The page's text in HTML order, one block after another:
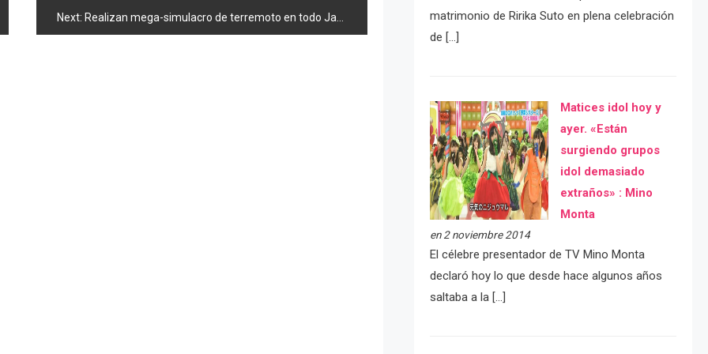
Next: Realizan mega-simulacro de terremoto en todo Japón
matrimonio de Ririka Suto en plena celebración
de […]
Matices idol hoy y
ayer. «Están
surgiendo grupos
idol demasiado
extraños» : Mino
Monta
en 2 noviembre 2014
El célebre presentador de TV Mino Monta
declaró hoy lo que desde hace algunos años
saltaba a la […]